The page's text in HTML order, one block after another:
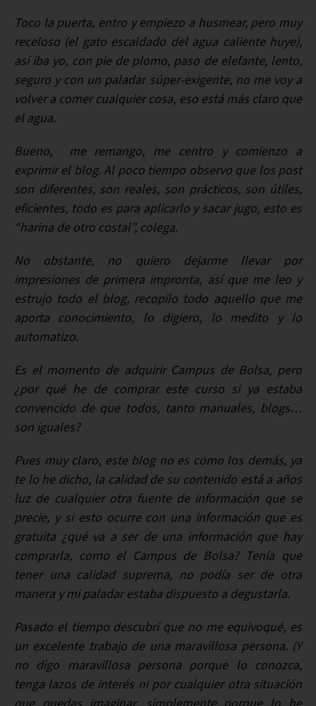
Toco la puerta, entro y empiezo a husmear, pero muy
receloso (el gato escaldado del agua caliente huye),
así iba yo, con pie de plomo, paso de elefante, lento,
seguro y con un paladar súper-exigente, no me voy a
volver a comer cualquier cosa, eso está más claro que
el agua.
Bueno, me remango, me centro y comienzo a
exprimir el blog. Al poco tiempo observo que los post
son diferentes, son reales, son prácticos, son útiles,
eficientes, todo es para aplicarlo y sacar jugo, esto es
“harina de otro costal”, colega.
No obstante, no quiero dejarme llevar por
impresiones de primera impronta, así que me leo y
estrujo todo el blog, recopilo todo aquello que me
aporta conocimiento, lo digiero, lo medito y lo
automatizo.
Es el momento de adquirir Campus de Bolsa, pero
¿por qué he de comprar este curso si ya estaba
convencido de que todos, tanto manuales, blogs…
son iguales?
Pues muy claro, este blog no es como los demás, ya
te lo he dicho, la calidad de su contenido está a años
luz de cualquier otra fuente de información que se
precie, y si esto ocurre con una información que es
gratuita ¿qué va a ser de una información que hay
comprarla, como el Campus de Bolsa? Tenía que
tener una calidad suprema, no podía ser de otra
manera y mi paladar estaba dispuesto a degustarla.
Pasado el tiempo descubrí que no me equivoqué, es
un excelente trabajo de una maravillosa persona. (Y
no digo maravillosa persona porque lo conozca,
tenga lazos de interés ni por cualquier otra situación